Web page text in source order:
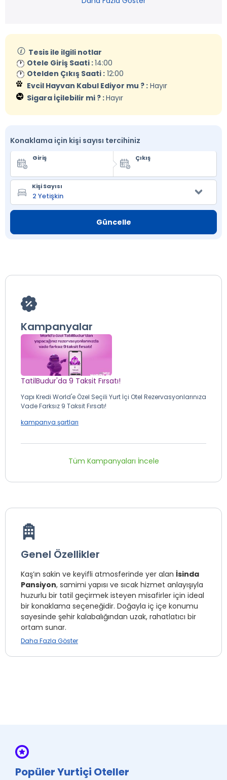
Tesis ile ilgili notlar
Otele Giriş Saati :14:00
Otelden Çıkış Saati : 12:00
Evcil Hayvan Kabul Ediyor mu ? : Hayır
Sigara İçilebilir mi ? :Hayır
Konaklama için kişi sayısı tercihiniz
Giriş Çıkış
Kişi Sayısı
Güncelle
Kampanyalar
TatilBudur'da 9 Taksit Fırsatı!
Yapı Kredi World'e Özel Seçili Yurt İçi Otel Rezervasyonlarınıza
Vade Farksız 9 Taksit Fırsatı!
kampanya şartları
Tüm Kampanyaları İncele
Genel Özellikler
Kaş’ın sakin ve keyifli atmosferinde yer alan İsinda
Pansiyon, samimi yapısı ve sıcak hizmet anlayışıyla
huzurlu bir tatil geçirmek isteyen misafirler için ideal
bir konaklama seçeneğidir. Doğayla iç içe konumu
sayesinde şehir kalabalığından uzak, rahatlatıcı bir
ortam sunar.
çıkan İsinda Pansiyon, Kaş merkezine ve çevredeki
hem de bölgeyi keşfetmek isteyen misafirler için
Daha Fazla Göster
Popüler Yurtiçi Oteller